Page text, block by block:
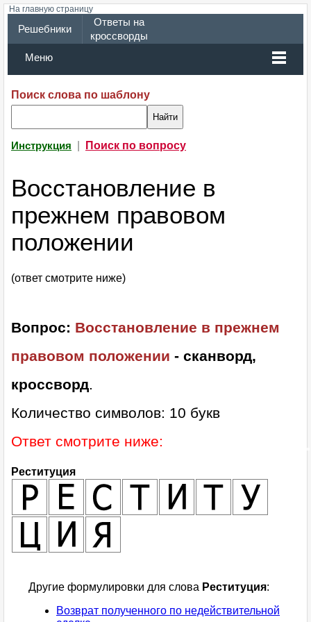
На главную страницу
Решебники
Ответы на
кроссворды
Меню
Поиск слова по шаблону
Инструкция Поиск по вопросу
Восстановление в
прежнем правовом
положении
(ответ смотрите ниже)
Вопрос: Восстановление в прежнем
правовом положении - сканворд,
кроссворд.
Количество символов: 10 букв
Ответ смотрите ниже:
Реституция
Другие формулировки для слова Реституция:
Возврат полученного по недействительной